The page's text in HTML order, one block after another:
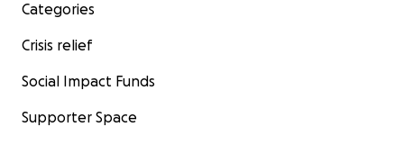
Categories
Crisis relief
Social Impact Funds
Supporter Space